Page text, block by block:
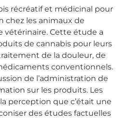
récréatif et médicinal pour
chez les animaux de
vétérinaire. Cette étude a
de cannabis pour leurs
de la douleur, de
conventionnels.
de l’administration de
sur les produits. Les
perception que c’était une
des études factuelles